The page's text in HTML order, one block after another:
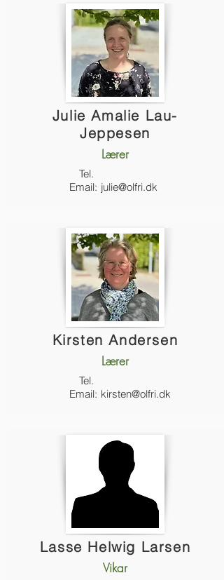
Julie Amalie Lau-
Jeppesen
Lærer
Tel.
Email: julie@olfri.dk
Kirsten Andersen
Lærer
Tel.
Email: kirsten@olfri.dk
Lasse Helwig Larsen
Vikar